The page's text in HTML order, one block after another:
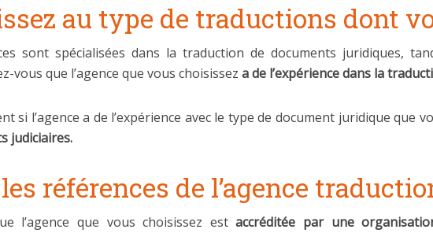
au type de traductions dont
sont spécialisées dans la traduction de documents juridiques,
vous que l’agence que vous choisissez a de l’expérience dans la
si l’agence a de l’expérience avec le type de document juridique que
judiciaires.
références de l’agence
l’agence que vous choisissez estaccréditée par une